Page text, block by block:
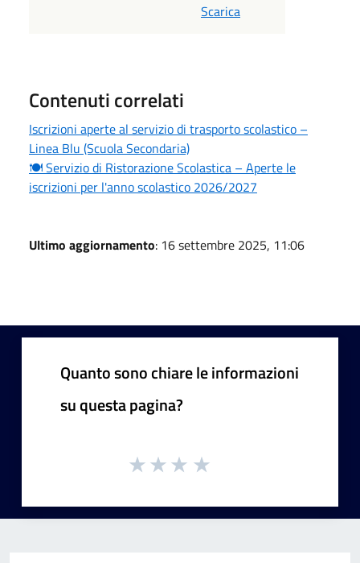
Scarica
Contenuti correlati
Iscrizioni aperte al servizio di trasporto scolastico –
Linea Blu (Scuola Secondaria)
🍽️ Servizio di Ristorazione Scolastica – Aperte le
iscrizioni per l'anno scolastico 2026/2027
Ultimo aggiornamento: 16 settembre 2025, 11:06
Quanto sono chiare le informazioni
su questa pagina?